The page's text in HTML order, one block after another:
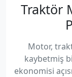
Traktör
Motor,
kaybetmiş
ekonomisi